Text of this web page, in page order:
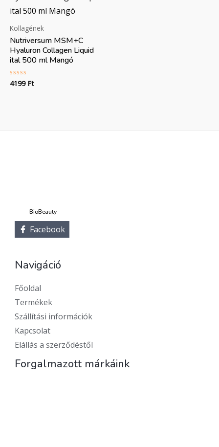
Kollagének
Nutriversum MSM+C
Hyaluron Collagen Liquid
ital 500 ml Mangó
Értékelés:
0
4199 Ft
BioBeauty
Facebook
Navigáció
Főoldal
Termékek
Szállítási információk
Kapcsolat
Elállás a szerződéstől
Forgalmazott márkáink